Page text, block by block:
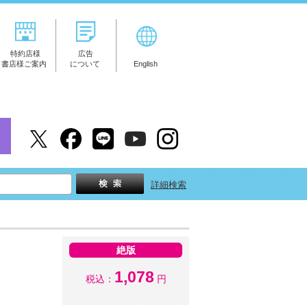
特約店様
書店様ご案内
広告
について
English
詳細検索
絶版
税込： 1,078円